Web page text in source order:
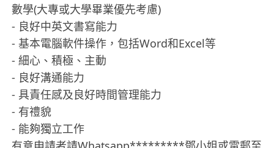
數學(大專或大學畢業優先考慮)
- 良好中英文書寫能力
- ⁠基本電腦軟件操作，包括Word和Excel等
- ⁠細心、積極、主動
- 良好溝通能力⁠
- ⁠具責任感及良好時間管理能力
- ⁠有禮貌
- ⁠能夠獨立工作